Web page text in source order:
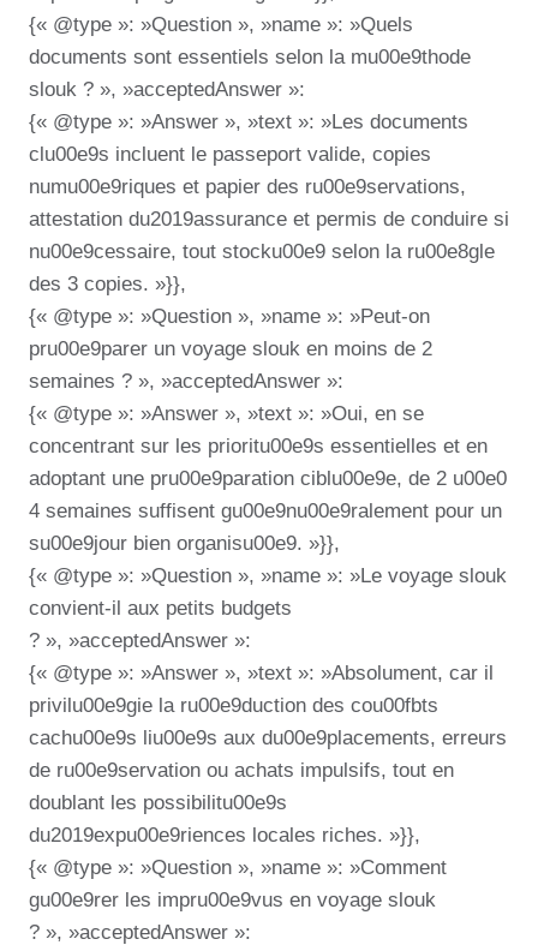
{« @type »: »Question », »name »: »Quels
documents sont essentiels selon la mu00e9thode
slouk ? », »acceptedAnswer »:
{« @type »: »Answer », »text »: »Les documents
clu00e9s incluent le passeport valide, copies
numu00e9riques et papier des ru00e9servations,
attestation du2019assurance et permis de conduire si
nu00e9cessaire, tout stocku00e9 selon la ru00e8gle
des 3 copies. »}},
{« @type »: »Question », »name »: »Peut-on
pru00e9parer un voyage slouk en moins de 2
semaines ? », »acceptedAnswer »:
{« @type »: »Answer », »text »: »Oui, en se
concentrant sur les prioritu00e9s essentielles et en
adoptant une pru00e9paration ciblu00e9e, de 2 u00e0
4 semaines suffisent gu00e9nu00e9ralement pour un
su00e9jour bien organisu00e9. »}},
{« @type »: »Question », »name »: »Le voyage slouk
convient-il aux petits budgets
? », »acceptedAnswer »:
{« @type »: »Answer », »text »: »Absolument, car il
privilu00e9gie la ru00e9duction des cou00fbts
cachu00e9s liu00e9s aux du00e9placements, erreurs
de ru00e9servation ou achats impulsifs, tout en
doublant les possibilitu00e9s
du2019expu00e9riences locales riches. »}},
{« @type »: »Question », »name »: »Comment
gu00e9rer les impru00e9vus en voyage slouk
? », »acceptedAnswer »: